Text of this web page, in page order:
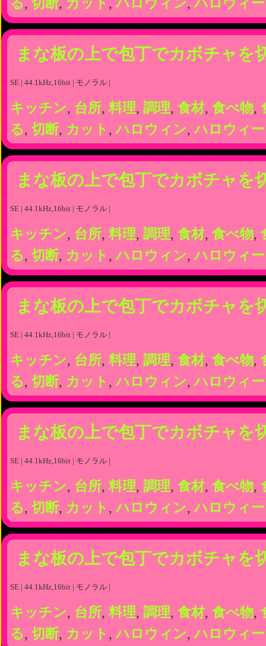
る, 切断, カット ,ハロウィン,ハロウィ
まな板の上で包丁でカボチャを
SE | 44.1kHz,16bit | モノラル |
キッチン, 台所, 料理, 調理, 食材, 食べ物,
る, 切断, カット ,ハロウィン,ハロウィ
まな板の上で包丁でカボチャを
SE | 44.1kHz,16bit | モノラル |
キッチン, 台所, 料理, 調理, 食材, 食べ物,
る, 切断, カット ,ハロウィン,ハロウィ
まな板の上で包丁でカボチャを
SE | 44.1kHz,16bit | モノラル |
キッチン, 台所, 料理, 調理, 食材, 食べ物,
る, 切断, カット ,ハロウィン,ハロウィ
まな板の上で包丁でカボチャを
SE | 44.1kHz,16bit | モノラル |
キッチン, 台所, 料理, 調理, 食材, 食べ物,
る, 切断, カット ,ハロウィン,ハロウィ
まな板の上で包丁でカボチャを
SE | 44.1kHz,16bit | モノラル |
キッチン, 台所, 料理, 調理, 食材, 食べ物,
る, 切断, カット ,ハロウィン,ハロウィ